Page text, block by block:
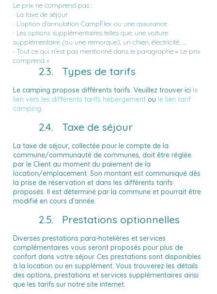
Le prix ne comprend pas :
· La taxe de séjour
· L’option d’annulation CampFlex ou une assurance
· Les options supplémentaires telles que, une voiture
supplémentaire (ou une remorque), un chien, électricité, …
· Tout ce qui n'est pas mentionné dans le paragraphe « Le prix
comprend »
2.3. Types de tarifs
Le camping propose différents tarifs. Veuillez trouver ici le
lien vers les différents tarifs hébergementou le lien tarif
camping.
2.4. Taxe de séjour
La taxe de séjour, collectée pour le compte de la
commune/communauté de communes, doit être réglée
par le Client au moment du paiement de la
location/emplacement. Son montant est communiqué dès
la prise de réservation et dans les différents tarifs
proposés. Il est déterminé par la commune et pourrait être
modifié en cours d’année.
2.5. Prestations optionnelles
Diverses prestations para-hotelières et services
complémentaires vous seront proposés pour plus de
confort dans votre séjour. Ces prestations sont disponibles
à la location ou en supplément. Vous trouverez les détails
des options, prestations et services supplémentaires ainsi
que les tarifs sur notre site internet.